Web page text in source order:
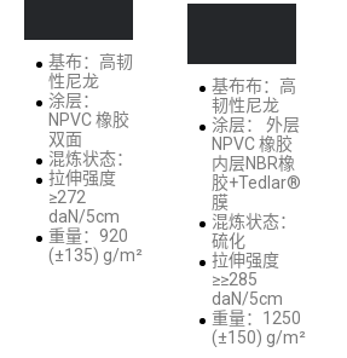
基布：高韧
性尼龙
涂层：
NPVC 橡胶
双面
混炼状态：
拉伸强度
≥272
daN/5cm
重量：920
(±135) g/m²
基布布：高
韧性尼龙
涂层： 外层
NPVC 橡胶
内层NBR橡
胶+Tedlar®
膜
混炼状态：
硫化
拉伸强度
≥≥285
daN/5cm
重量：1250
(±150) g/m²